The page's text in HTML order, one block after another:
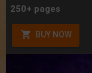
250+ pages
BUY NOW